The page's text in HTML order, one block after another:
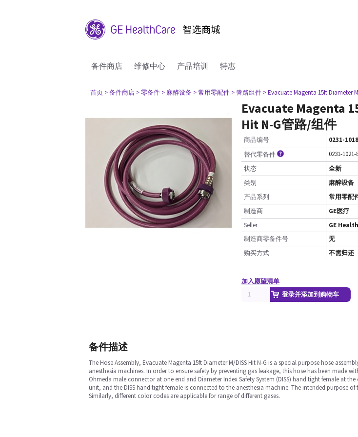
备件商店 维修中心 产品培训 特惠
首页 > 备件商店 > 零备件 > 麻醉设备 > 常用零配件 > 管路组件 > Evacuate Magenta 15ft Diameter
Evacuate Magenta
Hit N-G管路/组件
商品编号
0231-
替代零备件
0231-1021-
状态
全新
类别
麻醉设备
产品系列
常用零配
制造商
GE医疗
Seller
GE
制造商零备件号
无
购买方式
不需归还
加入愿望清单
登录并添加到购物车
备件描述
The Hose Assembly, Evacuate Magenta 15ft Diameter M/DISS Hit N-G is a special purpose hose
anesthesia machines. In order to ensure safety by preventing gas leakage, this hose has been made
Ohmeda male connector at one end and Diameter Index Safety System (DISS) hand tight female at
unit, and the DISS hand tight female is connected to the anesthesia machine. The intended purpose
Similarly, different color codes are applicable for range of different gases.